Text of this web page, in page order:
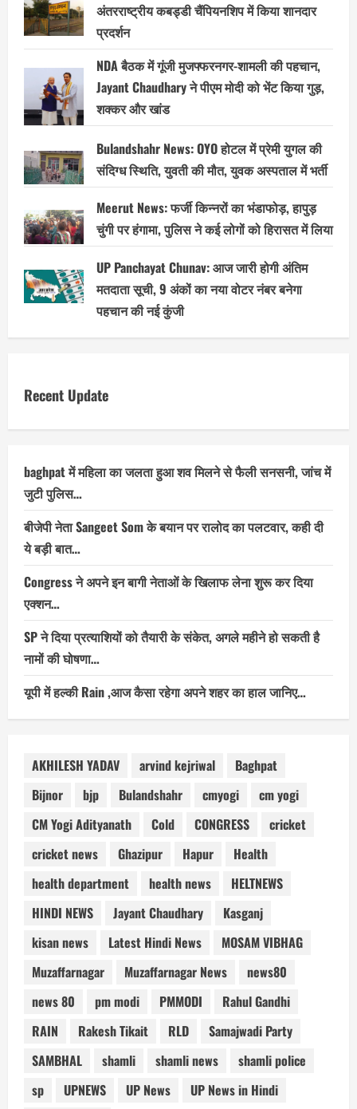
अंतरराष्ट्रीय कबड्डी चैंपियनशिप में किया शानदार
प्रदर्शन
NDA बैठक में गूंजी मुजफ्फरनगर-शामली की पहचान,
Jayant Chaudhary ने पीएम मोदी को भेंट किया गुड़,
शक्कर और खांड
Bulandshahr News: OYO होटल में प्रेमी युगल की
संदिग्ध स्थिति, युवती की मौत, युवक अस्पताल में भर्ती
Meerut News: फर्जी किन्नरों का भंडाफोड़, हापुड़
चुंगी पर हंगामा, पुलिस ने कई लोगों को हिरासत में लिया
UP Panchayat Chunav: आज जारी होगी अंतिम
मतदाता सूची, 9 अंकों का नया वोटर नंबर बनेगा
पहचान की नई कुंजी
Recent Update
baghpat में महिला का जलता हुआ शव मिलने से फैली सनसनी, जांच में
जुटी पुलिस…
बीजेपी नेता Sangeet Som के बयान पर रालोद का पलटवार, कही दी
ये बड़ी बात…
Congress ने अपने इन बागी नेताओं के खिलाफ लेना शुरू कर दिया
एक्शन…
SP ने दिया प्रत्याशियों को तैयारी के संकेत, अगले महीने हो सकती है
नामों की घोषणा…
यूपी में हल्की Rain ,आज कैसा रहेगा अपने शहर का हाल जानिए…
AKHILESH YADAV arvind kejriwal
Baghpat
Bijnor
bjp Bulandshahr cmyogi
cm yogi
CM Yogi Adityanath
Cold CONGRESS
cricket
cricket news
Ghazipur Hapur
Health
health department
health news
HELTNEWS
HINDI NEWS
Jayant Chaudhary
Kasganj
kisan news
Latest Hindi News
MOSAM VIBHAG
Muzaffarnagar
Muzaffarnagar News
news80
news 80
pm modi PMMODI
Rahul Gandhi
RAIN
Rakesh Tikait RLD
Samajwadi Party
SAMBHAL
shamli shamli news
shamli police
sp
UPNEWS UP News
UP News in Hindi